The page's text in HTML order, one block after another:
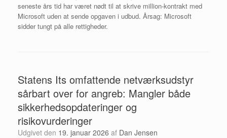
seneste års tid har været nødt til at skrive million-kontrakt med
Microsoft uden at sende opgaven i udbud. Årsag: Microsoft
sidder tungt på alle rettigheder.
Statens Its omfattende netværksudstyr
sårbart over for angreb: Mangler både
sikkerhedsopdateringer og
risikovurderinger
Udgivet den 19. januar 2026 af Dan Jensen